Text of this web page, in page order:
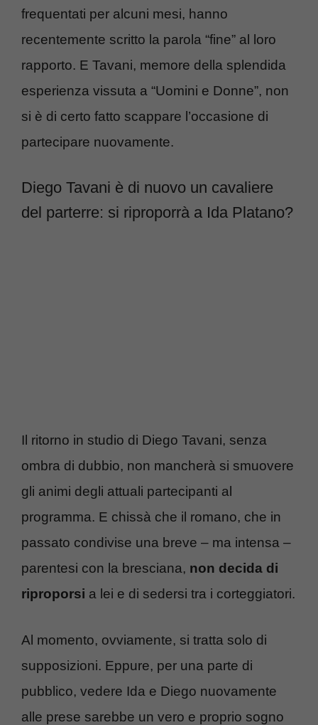
frequentati per alcuni mesi, hanno
recentemente scritto la parola “fine” al loro
rapporto. E Tavani, memore della splendida
esperienza vissuta a “Uomini e Donne”, non
si è di certo fatto scappare l’occasione di
partecipare nuovamente.
Diego Tavani è di nuovo un cavaliere
del parterre: si riproporrà a Ida Platano?
Il ritorno in studio di Diego Tavani, senza
ombra di dubbio, non mancherà si smuovere
gli animi degli attuali partecipanti al
programma. E chissà che il romano, che in
passato condivise una breve – ma intensa –
parentesi con la bresciana, non decida di
riproporsi a lei e di sedersi tra i corteggiatori.
Al momento, ovviamente, si tratta solo di
supposizioni. Eppure, per una parte di
pubblico, vedere Ida e Diego nuovamente
alle prese sarebbe un vero e proprio sogno